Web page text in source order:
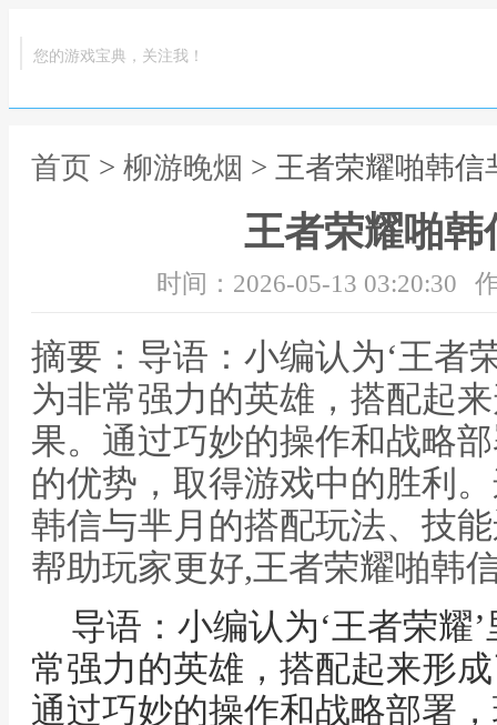
您的游戏宝典，关注我！
首页 > 柳游晚烟 > 王者荣耀啪韩信
王者荣耀啪韩
时间：2026-05-13 03:20:30
摘要：导语：小编认为‘王者
为非常强力的英雄，搭配起
果。通过巧妙的操作和战略
的优势，取得游戏中的胜利
韩信与芈月的搭配玩法、技
帮助玩家更好,王者荣耀啪韩
导语：小编认为‘王者荣耀
常强力的英雄，搭配起来形
通过巧妙的操作和战略部署